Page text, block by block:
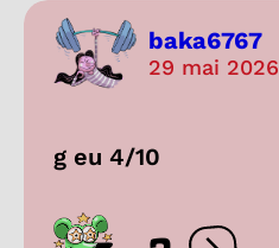
baka6767
29 mai 2026
g eu 4/10